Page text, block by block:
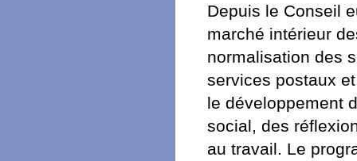
Depuis le Conseil
marché intérieur
normalisation des
services postaux
le développement
social, des
au travail. Le